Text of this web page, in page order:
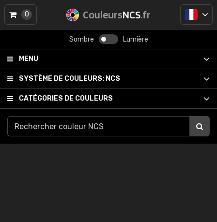
CouleursNCS.fr
Sombre Lumière
MENU
SYSTÈME DE COULEURS: NCS
CATÉGORIES DE COULEURS
0